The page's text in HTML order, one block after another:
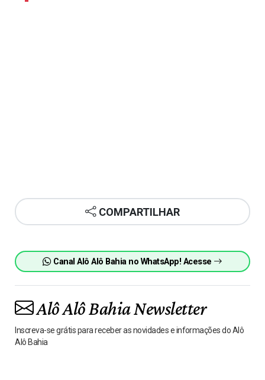
COMPARTILHAR
Canal Alô Alô Bahia no WhatsApp! Acesse
Alô Alô Bahia Newsletter
Inscreva-se grátis para receber as novidades e informações do Alô
Alô Bahia